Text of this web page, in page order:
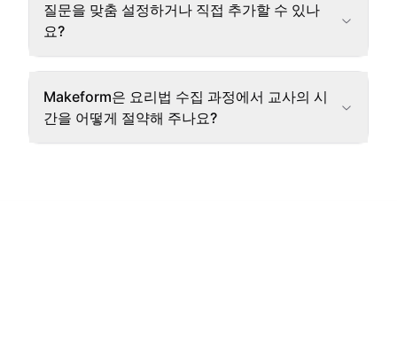
질문을 맞춤 설정하거나 직접 추가할 수 있나
요?
Makeform은 요리법 수집 과정에서 교사의 시
간을 어떻게 절약해 주나요?